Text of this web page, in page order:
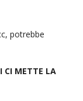
potrebbe
CI METTE LA